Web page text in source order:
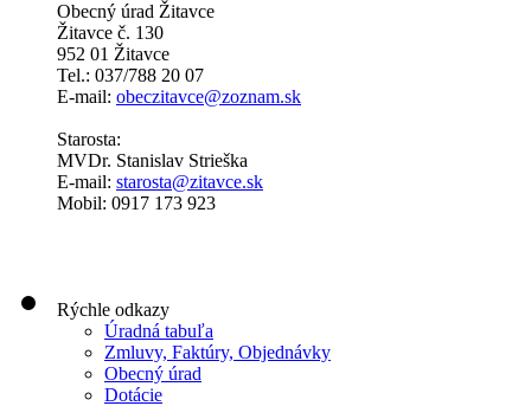
Obecný úrad Žitavce
Žitavce č. 130
952 01 Žitavce
Tel.: 037/788 20 07
E-mail: obeczitavce@zoznam.sk
Starosta:
MVDr. Stanislav Strieška
E-mail: starosta@zitavce.sk
Mobil: 0917 173 923
Rýchle odkazy
Úradná tabuľa
Zmluvy, Faktúry, Objednávky
Obecný úrad
Dotácie